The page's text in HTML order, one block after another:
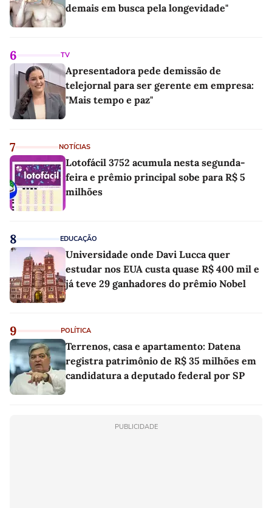
demais em busca pela longevidade"
6 TV
Apresentadora pede demissão de
telejornal para ser gerente em empresa:
"Mais tempo e paz"
7 NOTÍCIAS
Lotofácil 3752 acumula nesta segunda-
feira e prêmio principal sobe para R$ 5
milhões
8 EDUCAÇÃO
Universidade onde Davi Lucca quer
estudar nos EUA custa quase R$ 400 mil e
já teve 29 ganhadores do prêmio Nobel
9 POLÍTICA
Terrenos, casa e apartamento: Datena
registra patrimônio de R$ 35 milhões em
candidatura a deputado federal por SP
PUBLICIDADE